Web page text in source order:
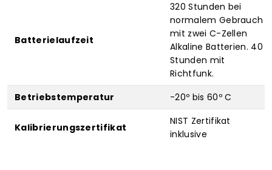
Batterielaufzeit
320 Stunden bei
normalem Gebrauch
mit zwei C-Zellen
Alkaline Batterien. 40
Stunden mit
Richtfunk.
Betriebstemperatur
-20º bis 60º C
Kalibrierungszertifikat
NIST Zertifikat
inklusive